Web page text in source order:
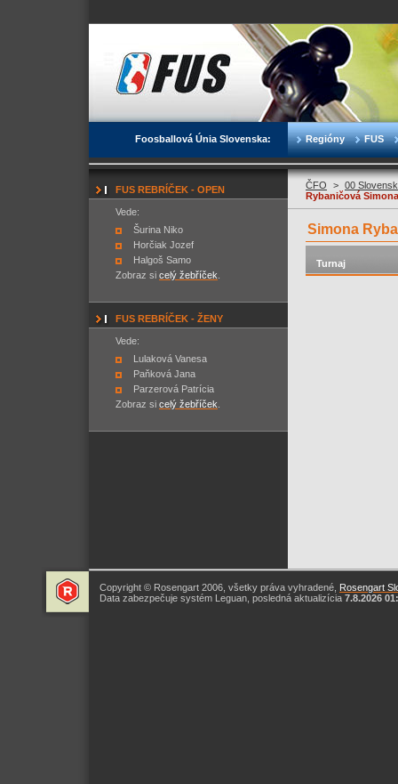
Foosballová Únia Slovenska: Regióny FUS
FUS REBRÍČEK - OPEN
Vede:
Šurina Niko
Horčiak Jozef
Halgoš Samo
Zobraz si celý žebříček
FUS REBRÍČEK - ŽENY
Vede:
Lulaková Vanesa
Paňková Jana
Parzerová Patrícia
Zobraz si celý žebříček
ČFO > 00
Rybaničová Simona
Simona
Turnaj
Copyright © Rosengart 2006, všetky práva vyhradené, Rosengart
Data zabezpečuje systém Leguan, posledná aktualizícia 7.8.2026